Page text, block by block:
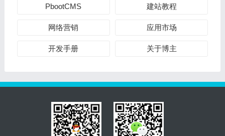
PbootCMS 建站教程
网络营销 应用市场
开发手册 关于博主